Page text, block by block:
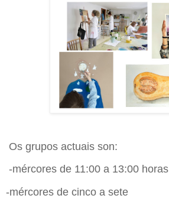
Os grupos actuais son:
-mércores de 11:00 a 13:00 horas
-mércores de cinco a sete